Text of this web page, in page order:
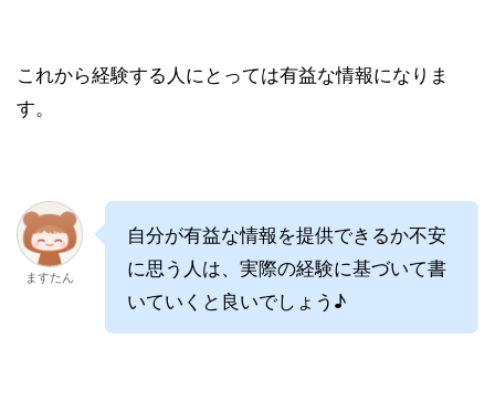
これから経験する人にとっては有益な情報になりま
す。
ますたん
自分が有益な情報を提供できるか不安
に思う人は、実際の経験に基づいて書
いていくと良いでしょう♪